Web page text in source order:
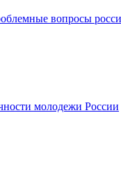
вопросы
молодежи России